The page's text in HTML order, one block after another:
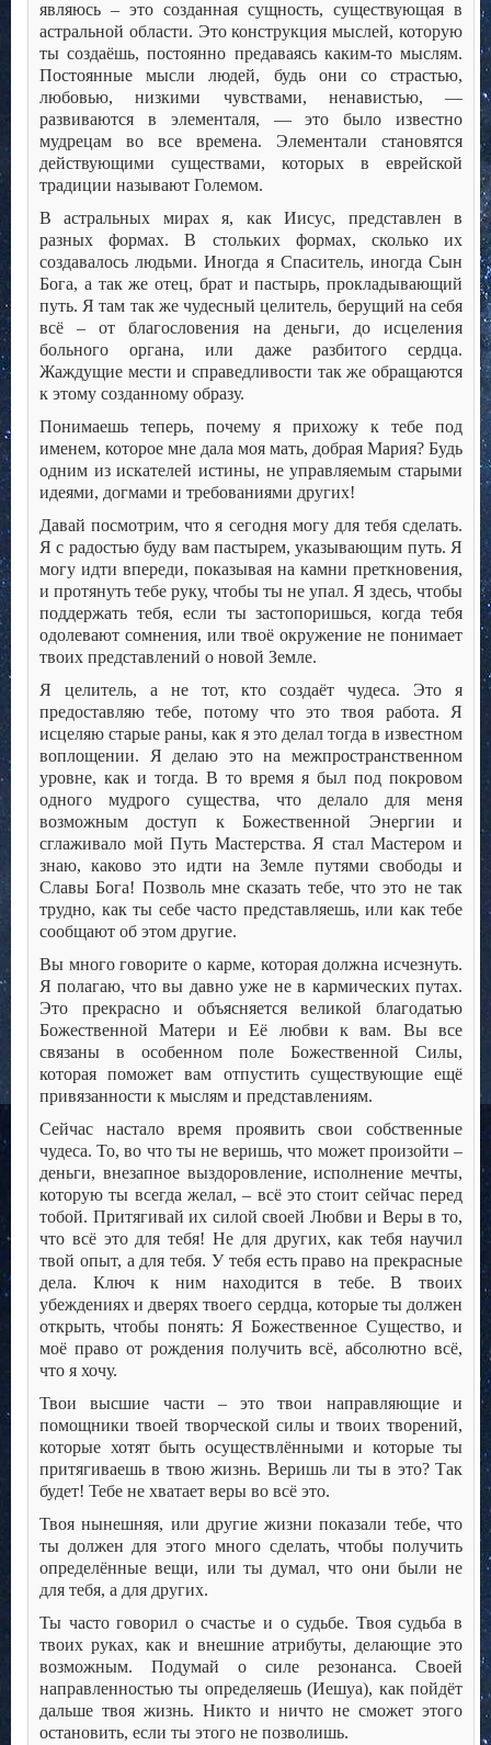
являюсь – это созданная сущность, существующая в
астральной области. Это конструкция мыслей, которую
ты создаёшь, постоянно предаваясь каким-то мыслям.
Постоянные мысли людей, будь они со страстью,
любовью, низкими чувствами, ненавистью, —
развиваются в элементаля, — это было известно
мудрецам во все времена. Элементали становятся
действующими существами, которых в еврейской
традиции называют Големом.
В астральных мирах я, как Иисус, представлен в
разных формах. В стольких формах, сколько их
создавалось людьми. Иногда я Спаситель, иногда Сын
Бога, а так же отец, брат и пастырь, прокладывающий
путь. Я там так же чудесный целитель, берущий на себя
всё – от благословения на деньги, до исцеления
больного органа, или даже разбитого сердца.
Жаждущие мести и справедливости так же обращаются
к этому созданному образу.
Понимаешь теперь, почему я прихожу к тебе под
именем, которое мне дала моя мать, добрая Мария? Будь
одним из искателей истины, не управляемым старыми
идеями, догмами и требованиями других!
Давай посмотрим, что я сегодня могу для тебя сделать.
Я с радостью буду вам пастырем, указывающим путь. Я
могу идти впереди, показывая на камни преткновения,
и протянуть тебе руку, чтобы ты не упал. Я здесь, чтобы
поддержать тебя, если ты застопоришься, когда тебя
одолевают сомнения, или твоё окружение не понимает
твоих представлений о новой Земле.
Я целитель, а не тот, кто создаёт чудеса. Это я
предоставляю тебе, потому что это твоя работа. Я
исцеляю старые раны, как я это делал тогда в известном
воплощении. Я делаю это на межпространственном
уровне, как и тогда. В то время я был под покровом
одного мудрого существа, что делало для меня
возможным доступ к Божественной Энергии и
сглаживало мой Путь Мастерства. Я стал Мастером и
знаю, каково это идти на Земле путями свободы и
Славы Бога! Позволь мне сказать тебе, что это не так
трудно, как ты себе часто представляешь, или как тебе
сообщают об этом другие.
Вы много говорите о карме, которая должна исчезнуть.
Я полагаю, что вы давно уже не в кармических путах.
Это прекрасно и объясняется великой благодатью
Божественной Матери и Её любви к вам. Вы все
связаны в особенном поле Божественной Силы,
которая поможет вам отпустить существующие ещё
привязанности к мыслям и представлениям.
Сейчас настало время проявить свои собственные
чудеса. То, во что ты не веришь, что может произойти –
деньги, внезапное выздоровление, исполнение мечты,
которую ты всегда желал, – всё это стоит сейчас перед
тобой. Притягивай их силой своей Любви и Веры в то,
что всё это для тебя! Не для других, как тебя научил
твой опыт, а для тебя. У тебя есть право на прекрасные
дела. Ключ к ним находится в тебе. В твоих
убеждениях и дверях твоего сердца, которые ты должен
открыть, чтобы понять: Я Божественное Существо, и
моё право от рождения получить всё, абсолютно всё,
что я хочу.
Твои высшие части – это твои направляющие и
помощники твоей творческой силы и твоих творений,
которые хотят быть осуществлёнными и которые ты
притягиваешь в твою жизнь. Веришь ли ты в это? Так
будет! Тебе не хватает веры во всё это.
Твоя нынешняя, или другие жизни показали тебе, что
ты должен для этого много сделать, чтобы получить
определённые вещи, или ты думал, что они были не
для тебя, а для других.
Ты часто говорил о счастье и о судьбе. Твоя судьба в
твоих руках, как и внешние атрибуты, делающие это
возможным. Подумай о силе резонанса. Своей
направленностью ты определяешь (Иешуа), как пойдёт
дальше твоя жизнь. Никто и ничто не сможет этого
остановить, если ты этого не позволишь.